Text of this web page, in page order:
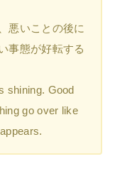
悪いことの後に
事態が好転する
shining. Good
go over like